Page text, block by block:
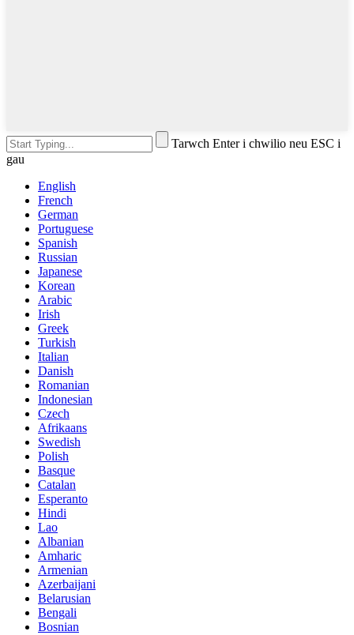
Tarwch Enter i chwilio neu ESC i
gau
English
French
German
Portuguese
Spanish
Russian
Japanese
Korean
Arabic
Irish
Greek
Turkish
Italian
Danish
Romanian
Indonesian
Czech
Afrikaans
Swedish
Polish
Basque
Catalan
Esperanto
Hindi
Lao
Albanian
Amharic
Armenian
Azerbaijani
Belarusian
Bengali
Bosnian